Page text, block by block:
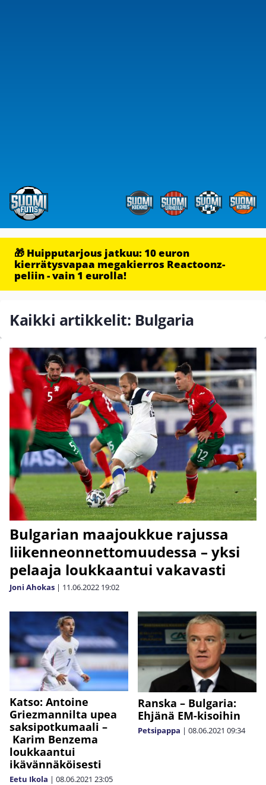
🎁 Huipputarjous jatkuu: 10 euron
kierrätysvapaa megakierros Reactoonz-
peliin - vain 1 eurolla!
Kaikki artikkelit: Bulgaria
Bulgarian maajoukkue rajussa
liikenneonnettomuudessa – yksi
pelaaja loukkaantui vakavasti
Joni Ahokas | 11.06.2022 19:02
Katso: Antoine
Griezmannilta upea
saksipotkumaali –
Karim Benzema
loukkaantui
ikävännäköisesti
Eetu Ikola | 08.06.2021 23:05
Ranska – Bulgaria:
Ehjänä EM-kisoihin
Petsipappa | 08.06.2021 09:34